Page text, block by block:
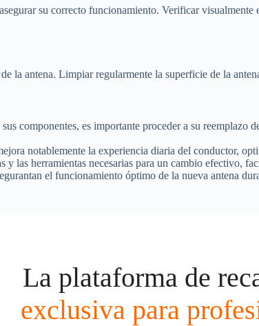
su correcto funcionamiento. Verificar
la antena. Limpiar regularmente la superficie de la
componentes, es importante proceder a su
notablemente la experiencia diaria del conductor,
y las herramientas necesarias para un cambio efectivo,
el funcionamiento óptimo de la nueva antena
La plataforma de
exclusiva para